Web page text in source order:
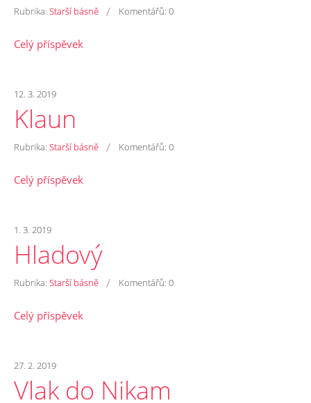
Rubrika: Starší básně / Komentářů: 0
Celý příspěvek
12. 3. 2019
Klaun
Rubrika: Starší básně / Komentářů: 0
Celý příspěvek
1. 3. 2019
Hladový
Rubrika: Starší básně / Komentářů: 0
Celý příspěvek
27. 2. 2019
Vlak do Nikam